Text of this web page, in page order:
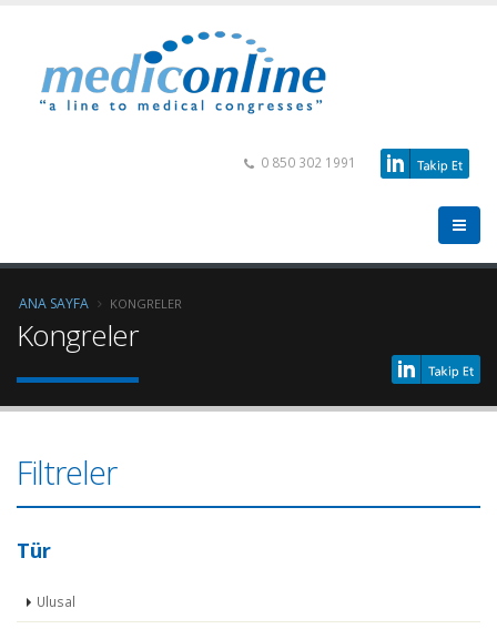
0 850 302 1991
ANA SAYFA KONGRELER
Kongreler
Filtreler
Tür
Ulusal